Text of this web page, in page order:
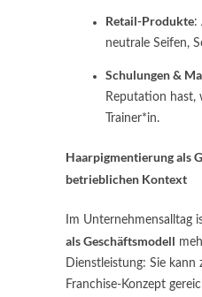
Retail-Produkte:
neutrale Seifen,
Schulungen &
Reputation hast,
Trainer*in.
Haarpigmentierung als
betrieblichen Kontext
Im Unternehmensalltag
als Geschäftsmodell
Dienstleistung: Sie kann
Franchise-Konzept